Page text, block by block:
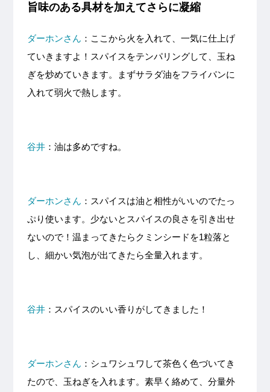
旨味のある具材を加えてさらに凝縮
ダーホンさん ：ここから火を入れて、一気に仕上げ
ていきますよ！スパイスをテンパリングして、玉ね
ぎを炒めていきます。まずサラダ油をフライパンに
入れて弱火で熱します。
谷井：油は多めですね。
ダーホンさん ：スパイスは油と相性がいいのでたっ
ぷり使います。少ないとスパイスの良さを引き出せ
ないので！温まってきたらクミンシードを1粒落と
し、細かい気泡が出てきたら全量入れます。
谷井：スパイスのいい香りがしてきました！
ダーホンさん ：シュワシュワして茶色く色づいてき
たので、玉ねぎを入れます。素早く絡めて、分量外